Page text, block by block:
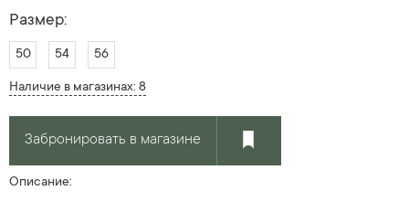
Размер:
50 54 56
Наличие в магазинах: 8
Забронировать в магазине
Описание: